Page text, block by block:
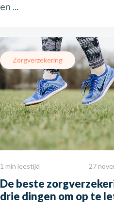
en ...
Zorgverzekering
1 min leestijd 27
De beste
drie dingen om op te